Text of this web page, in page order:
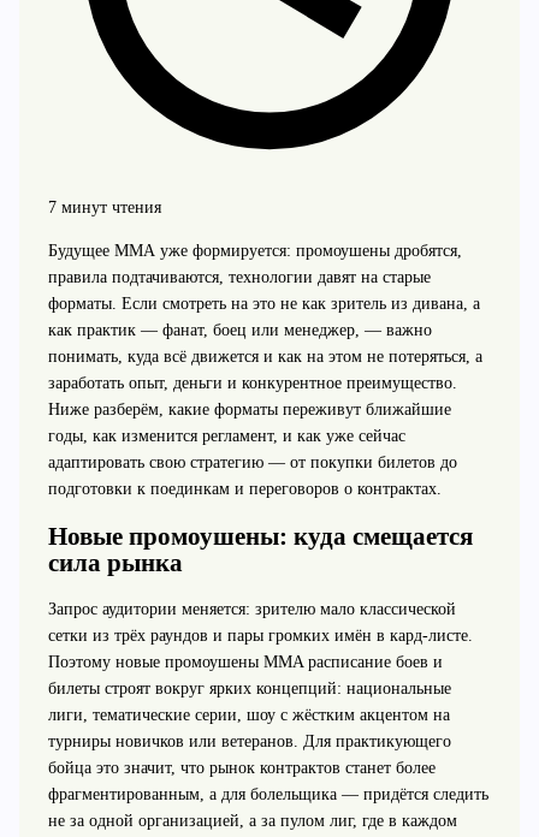
7 минут чтения
Будущее ММА уже формируется: промоушены дробятся,
правила подтачиваются, технологии давят на старые
форматы. Если смотреть на это не как зритель из дивана, а
как практик — фанат, боец или менеджер, — важно
понимать, куда всё движется и как на этом не потеряться, а
заработать опыт, деньги и конкурентное преимущество.
Ниже разберём, какие форматы переживут ближайшие
годы, как изменится регламент, и как уже сейчас
адаптировать свою стратегию — от покупки билетов до
подготовки к поединкам и переговоров о контрактах.
Новые промоушены: куда смещается
сила рынка
Запрос аудитории меняется: зрителю мало классической
сетки из трёх раундов и пары громких имён в кард-листе.
Поэтому новые промоушены MMA расписание боев и
билеты строят вокруг ярких концепций: национальные
лиги, тематические серии, шоу с жёстким акцентом на
турниры новичков или ветеранов. Для практикующего
бойца это значит, что рынок контрактов станет более
фрагментированным, а для болельщика — придётся следить
не за одной организацией, а за пулом лиг, где в каждом